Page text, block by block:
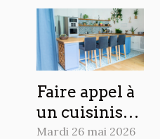
Faire appel à
un cuisiniste
à Pau : les
Mardi 26 mai 2026